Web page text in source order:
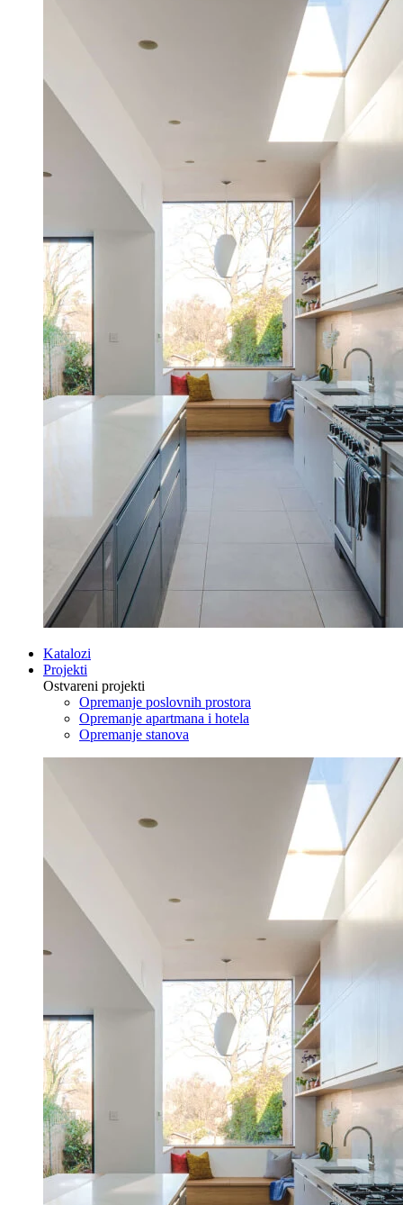
Katalozi
Projekti
Ostvareni projekti
Opremanje poslovnih prostora
Opremanje apartmana i hotela
Opremanje stanova